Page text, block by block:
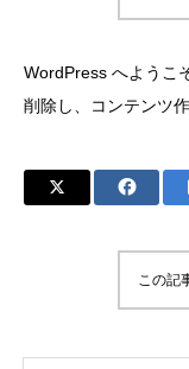
WordPress へようこ
削除し、コンテンツ
この記